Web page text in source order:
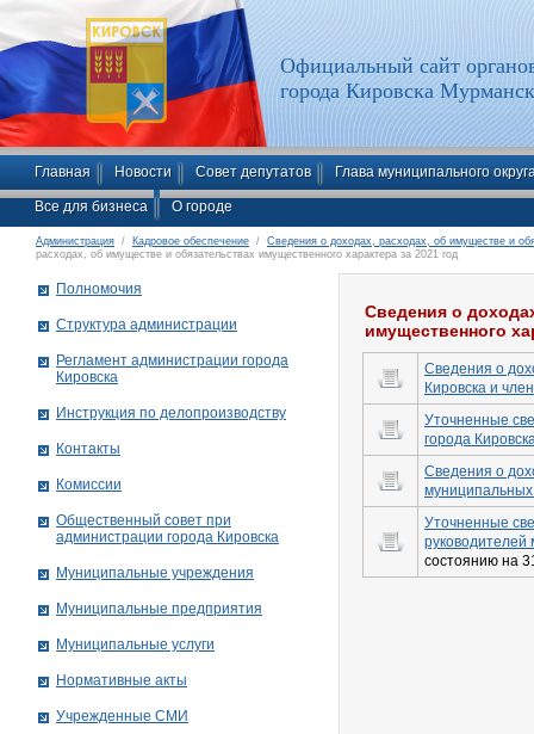
Официальный сайт
города Кировска
Главная Новости Совет депутатов Глава муниципального
Все для бизнеса О городе
Администрация / Кадровое обеспечение / Сведения о доходах, расходах, об имуществе и
расходах, об имуществе и обязательствах имущественного характера за 2021 год
Сведения о
имущественного
Сведения о
Кировска и
Уточненные
города
Сведения о
муниципальных
Уточненные
руководителей
состоянию на
Полномочия
Структура администрации
Рег­ла­мент ад­ми­нист­ра­ции го­ро­да
Ки­ров­ска
Инструкция по делопроизводству
Контакты
Комиссии
Общественный совет при
администрации города Кировска
Муниципальные учреждения
Муниципальные предприятия
Муниципальные услуги
Нормативные акты
Учрежденные СМИ